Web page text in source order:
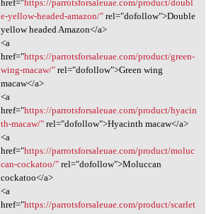
href="https://parrotsforsaleuae.com/product/doubl
e-yellow-headed-amazon/"rel="dofollow">Double
yellow headed Amazon</a>
<a
href="https://parrotsforsaleuae.com/product/green-
wing-macaw/"rel="dofollow">Green wing
macaw</a>
<a
href="https://parrotsforsaleuae.com/product/hyacin
th-macaw/"rel="dofollow">Hyacinth macaw</a>
<a
href="https://parrotsforsaleuae.com/product/moluc
can-cockatoo/"rel="dofollow">Moluccan
cockatoo</a>
<a
href="https://parrotsforsaleuae.com/product/scarlet